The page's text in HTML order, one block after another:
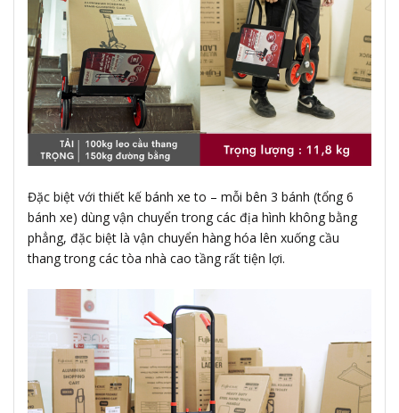
Đặc biệt với thiết kế bánh xe to – mỗi bên 3 bánh (tổng 6
bánh xe) dùng vận chuyển trong các địa hình không bằng
phẳng, đặc biệt là vận chuyển hàng hóa lên xuống cầu
thang trong các tòa nhà cao tầng rất tiện lợi.